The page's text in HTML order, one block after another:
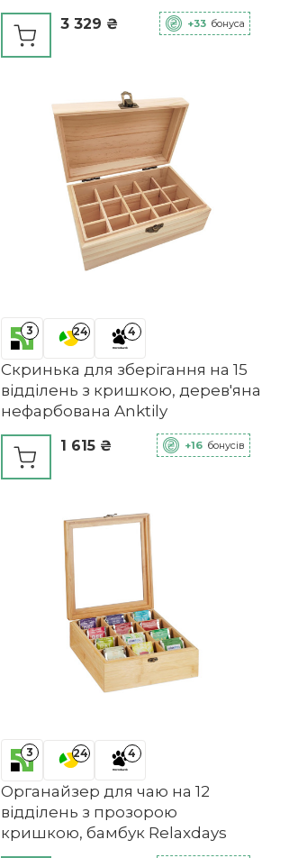
3 329 ₴ +33 бонуса
3 24 4
Скринька для зберігання на 15
відділень з кришкою, дерев'яна
нефарбована Anktily
1 615 ₴ +16 бонусів
3 24 4
Органайзер для чаю на 12
відділень з прозорою
кришкою, бамбук Relaxdays